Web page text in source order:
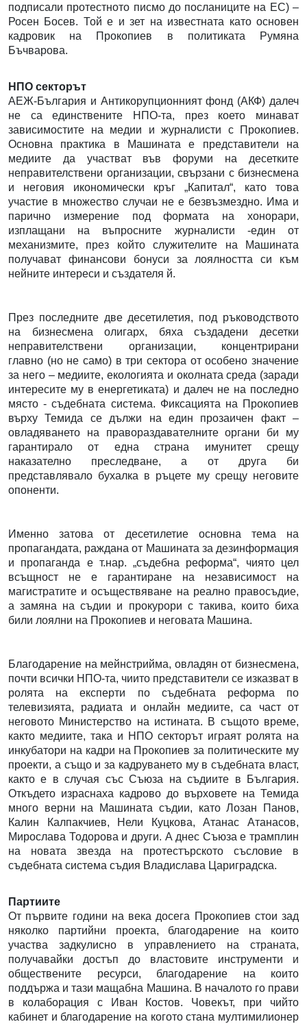
подписали протестното писмо до посланиците на ЕС) –
Росен Босев. Той е и зет на известната като основен
кадровик на Прокопиев в политиката Румяна
Бъчварова.
НПО секторът
АЕЖ-България и Антикорупционният фонд (АКФ) далеч
не са единствените НПО-та, през което минават
зависимостите на медии и журналисти с Прокопиев.
Основна практика в Машината е представители на
медиите да участват във форуми на десетките
неправителствени организации, свързани с бизнесмена
и неговия икономически кръг „Капитал“, като това
участие в множество случаи не е безвъзмездно. Има и
парично измерение под формата на хонорари,
изплащани на въпросните журналисти -един от
механизмите, през който служителите на Машината
получават финансови бонуси за лоялността си към
нейните интереси и създателя й.
През последните две десетилетия, под ръководството
на бизнесмена олигарх, бяха създадени десетки
неправителствени организации, концентрирани
главно (но не само) в три сектора от особено значение
за него – медиите, екологията и околната среда (заради
интересите му в енергетиката) и далеч не на последно
място - съдебната система. Фиксацията на Прокопиев
върху Темида се дължи на един прозаичен факт –
овладяването на правораздавателните органи би му
гарантирало от една страна имунитет срещу
наказателно преследване, а от друга би
представлявало бухалка в ръцете му срещу неговите
опоненти.
Именно затова от десетилетие основна тема на
пропагандата, раждана от Машината за дезинформация
и пропаганда е т.нар. „съдебна реформа“, чиято цел
всъщност не е гарантиране на независимост на
магистратите и осъществяване на реално правосъдие,
а замяна на съдии и прокурори с такива, които биха
били лоялни на Прокопиев и неговата Машина.
Благодарение на мейнстрийма, овладян от бизнесмена,
почти всички НПО-та, чиито представители се изказват в
ролята на експерти по съдебната реформа по
телевизията, радиата и онлайн медиите, са част от
неговото Министерство на истината. В същото време,
както медиите, така и НПО секторът играят ролята на
инкубатори на кадри на Прокопиев за политическите му
проекти, а също и за кадруването му в съдебната власт,
както е в случая със Съюза на съдиите в България.
Откъдето израснаха кадрово до върховете на Темида
много верни на Машината съдии, като Лозан Панов,
Калин Калпакчиев, Нели Куцкова, Атанас Атанасов,
Мирослава Тодорова и други. А днес Съюза е трамплин
на новата звезда на протестърското съсловие в
съдебната система съдия Владислава Цариградска.
Партиите
От първите години на века досега Прокопиев стои зад
няколко партийни проекта, благодарение на които
участва задкулисно в управлението на страната,
получавайки достъп до властовите инструменти и
обществените ресурси, благодарение на които
поддържа и тази мащабна Машина. В началото го прави
в колаборация с Иван Костов. Човекът, при чийто
кабинет и благодарение на когото стана мултимилионер